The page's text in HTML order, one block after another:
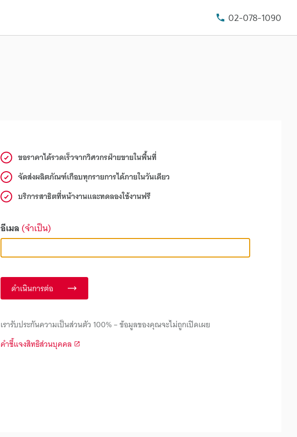
02-078-1090
ขอราคาได้รวดเร็วจากวิศวกรฝ่ายขายในพื้นที่
จัดส่งผลิตภัณฑ์เกือบทุกรายการได้ภายในวันเดียว
บริการสาธิตที่หน้างานและทดลองใช้งานฟรี
อีเมล(จำเป็น)
ดำเนินการต่อ
เรารับประกันความเป็นส่วนตัว 100% – ข้อมูลของคุณจะไม่ถูกเปิดเผย
คำชี้แจงสิทธิส่วนบุคคล